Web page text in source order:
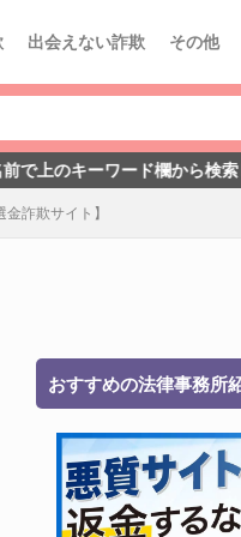
出会えない詐欺 その他
欄から検索してみてください
詐欺サイト】
おすすめの法律事務所